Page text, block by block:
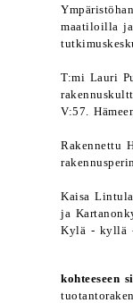
maatiloilla
T:mi Lauri
V:57.
Rakennettu
Kaisa
ja
Kylä - kyllä
kohteeseen